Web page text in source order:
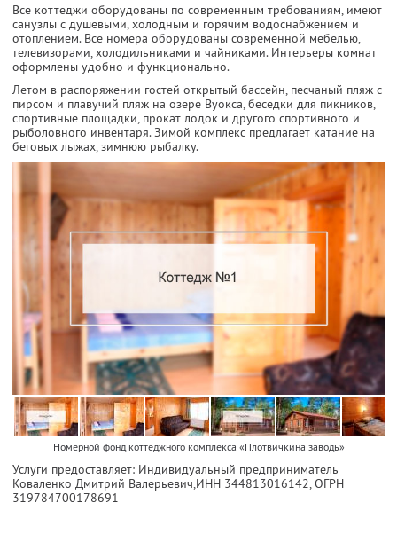
Все коттеджи оборудованы по современным требованиям, имеют
санузлы с душевыми, холодным и горячим водоснабжением и
отоплением. Все номера оборудованы современной мебелью,
телевизорами, холодильниками и чайниками. Интерьеры комнат
оформлены удобно и функционально.
Летом в распоряжении гостей открытый бассейн, песчаный пляж с
пирсом и плавучий пляж на озере Вуокса, беседки для пикников,
спортивные площадки, прокат лодок и другого спортивного и
рыболовного инвентаря. Зимой комплекс предлагает катание на
беговых лыжах, зимнюю рыбалку.
Номерной фонд коттеджного комплекса «Плотвичкина заводь»
Услуги предоставляет: Индивидуальный предприниматель
Коваленко Дмитрий Валерьевич,ИНН 344813016142, ОГРН
319784700178691